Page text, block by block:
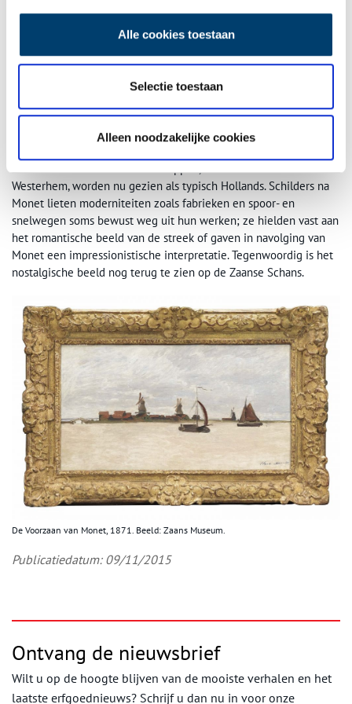
Alle cookies toestaan
Selectie toestaan
Alleen noodzakelijke cookies
Notenboom. Het moet een bewolkte dag met wind zijn geweest,
maar de schilder liet zich niet afschrikken door het wisselvallige
huizen, kronkelende Zaan en het uitgestrekte landschap werd de
Zaanstreek in de negentiende eeuw een toeristische
en doek. De beroemde Franse schilder Claude Monet (1840-
1926)was zelfs zo enthousiast dat hij in 1871 vier maanden in
Westerhem, worden nu gezien als typisch Hollands. Schilders na
Monet lieten moderniteiten zoals fabrieken en spoor- en
snelwegen soms bewust weg uit hun werken; ze hielden vast aan
het romantische beeld van de streek of gaven in navolging van
Monet een impressionistische interpretatie. Tegenwoordig is het
nostalgische beeld nog terug te zien op de Zaanse Schans.
De Voorzaan van Monet, 1871. Beeld: Zaans Museum.
Publicatiedatum: 09/11/2015
Ontvang de nieuwsbrief
Wilt u op de hoogte blijven van de mooiste verhalen en het
laatste erfgoednieuws? Schrijf u dan nu in voor onze